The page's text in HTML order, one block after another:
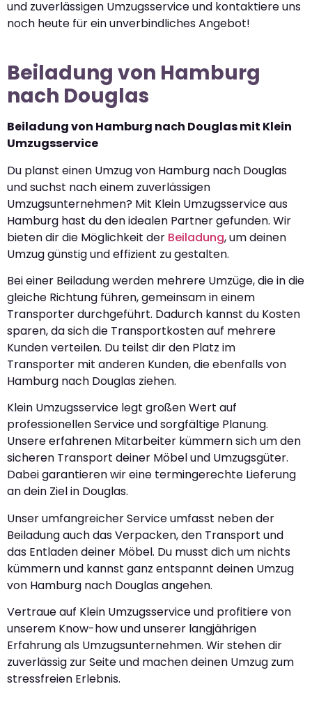
und zuverlässigen Umzugsservice und kontaktiere uns
noch heute für ein unverbindliches Angebot!
Beiladung von Hamburg
nach Douglas
Beiladung von Hamburg nach Douglas mit Klein
Umzugsservice
Du planst einen Umzug von Hamburg nach Douglas
und suchst nach einem zuverlässigen
Umzugsunternehmen? Mit Klein Umzugsservice aus
Hamburg hast du den idealen Partner gefunden. Wir
bieten dir die Möglichkeit der Beiladung, um deinen
Umzug günstig und effizient zu gestalten.
Bei einer Beiladung werden mehrere Umzüge, die in die
gleiche Richtung führen, gemeinsam in einem
Transporter durchgeführt. Dadurch kannst du Kosten
sparen, da sich die Transportkosten auf mehrere
Kunden verteilen. Du teilst dir den Platz im
Transporter mit anderen Kunden, die ebenfalls von
Hamburg nach Douglas ziehen.
Klein Umzugsservice legt großen Wert auf
professionellen Service und sorgfältige Planung.
Unsere erfahrenen Mitarbeiter kümmern sich um den
sicheren Transport deiner Möbel und Umzugsgüter.
Dabei garantieren wir eine termingerechte Lieferung
an dein Ziel in Douglas.
Unser umfangreicher Service umfasst neben der
Beiladung auch das Verpacken, den Transport und
das Entladen deiner Möbel. Du musst dich um nichts
kümmern und kannst ganz entspannt deinen Umzug
von Hamburg nach Douglas angehen.
Vertraue auf Klein Umzugsservice und profitiere von
unserem Know-how und unserer langjährigen
Erfahrung als Umzugsunternehmen. Wir stehen dir
zuverlässig zur Seite und machen deinen Umzug zum
stressfreien Erlebnis.